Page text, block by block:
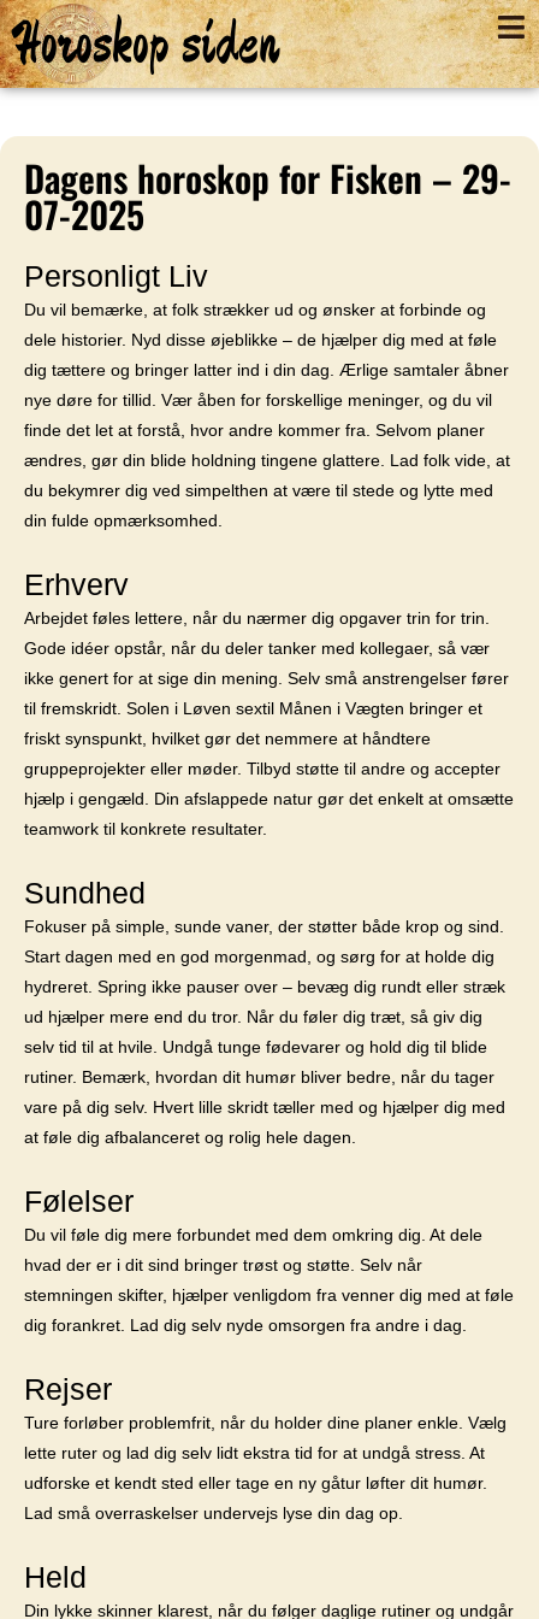
Horoskop siden
Dagens horoskop for Fisken – 29-
07-2025
Personligt Liv
Du vil bemærke, at folk strækker ud og ønsker at forbinde og
dele historier. Nyd disse øjeblikke – de hjælper dig med at føle
dig tættere og bringer latter ind i din dag. Ærlige samtaler åbner
nye døre for tillid. Vær åben for forskellige meninger, og du vil
finde det let at forstå, hvor andre kommer fra. Selvom planer
ændres, gør din blide holdning tingene glattere. Lad folk vide, at
du bekymrer dig ved simpelthen at være til stede og lytte med
din fulde opmærksomhed.
Erhverv
Arbejdet føles lettere, når du nærmer dig opgaver trin for trin.
Gode idéer opstår, når du deler tanker med kollegaer, så vær
ikke genert for at sige din mening. Selv små anstrengelser fører
til fremskridt. Solen i Løven sextil Månen i Vægten bringer et
friskt synspunkt, hvilket gør det nemmere at håndtere
gruppeprojekter eller møder. Tilbyd støtte til andre og accepter
hjælp i gengæld. Din afslappede natur gør det enkelt at omsætte
teamwork til konkrete resultater.
Sundhed
Fokuser på simple, sunde vaner, der støtter både krop og sind.
Start dagen med en god morgenmad, og sørg for at holde dig
hydreret. Spring ikke pauser over – bevæg dig rundt eller stræk
ud hjælper mere end du tror. Når du føler dig træt, så giv dig
selv tid til at hvile. Undgå tunge fødevarer og hold dig til blide
rutiner. Bemærk, hvordan dit humør bliver bedre, når du tager
vare på dig selv. Hvert lille skridt tæller med og hjælper dig med
at føle dig afbalanceret og rolig hele dagen.
Følelser
Du vil føle dig mere forbundet med dem omkring dig. At dele
hvad der er i dit sind bringer trøst og støtte. Selv når
stemningen skifter, hjælper venligdom fra venner dig med at føle
dig forankret. Lad dig selv nyde omsorgen fra andre i dag.
Rejser
Ture forløber problemfrit, når du holder dine planer enkle. Vælg
lette ruter og lad dig selv lidt ekstra tid for at undgå stress. At
udforske et kendt sted eller tage en ny gåtur løfter dit humør.
Lad små overraskelser undervejs lyse din dag op.
Held
Din lykke skinner klarest, når du følger daglige rutiner og undgår